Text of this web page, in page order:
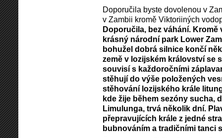
Doporučila byste dovolenou v
v Zambii kromě Viktoriiných
Doporučila, bez váhání.
krásný národní park Lower
bohužel dobrá silnice končí
země v lozijském království se
souvisí s každoročními
stěhují do výše položených
stěhování lozijského krále
kde žije během sezóny sucha,
Limulunga, trvá několik dní.
přepravujících krále z jedné
bubnováním a tradičními tanci